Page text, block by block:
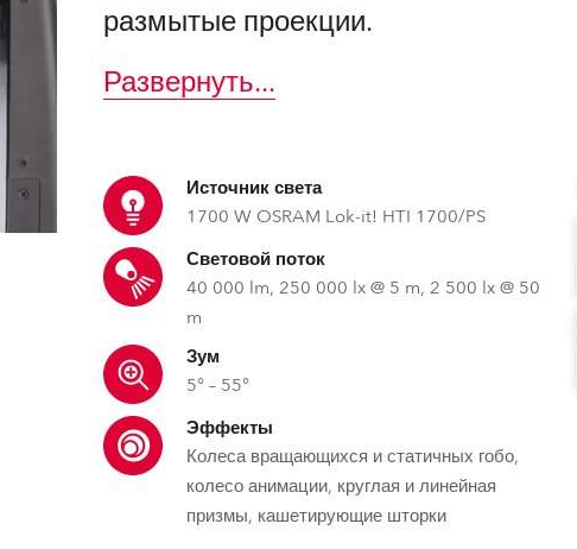
размытые проекции.
Развернуть...
Источник света
1700 W OSRAM Lok-it! HTI 1700/PS
Световой поток
40 000 lm, 250 000 lx @ 5 m, 2 500 lx @ 50
m
Зум
5° – 55°
Эффекты
Колеса вращающихся и статичных гобо,
колесо анимации, круглая и линейная
призмы, кашетирующие шторки